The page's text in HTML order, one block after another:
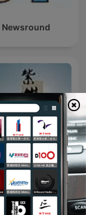
Newsround
微【紫微星耀讲
解】